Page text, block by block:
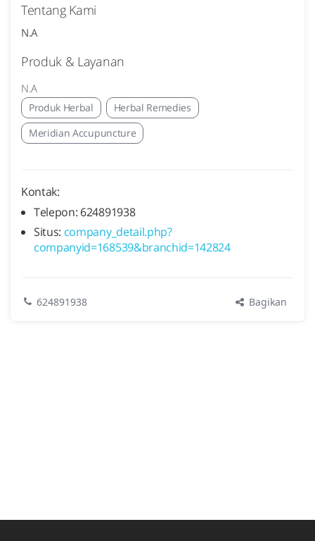
Tentang Kami
N.A
Produk & Layanan
N.A
Produk Herbal
Herbal Remedies
Meridian Accupuncture
Kontak:
Telepon: 624891938
Situs: company_detail.php?
companyid=168539&branchid=142824
624891938 Bagikan